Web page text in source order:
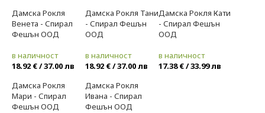
Ново
Дамска Рокля
Венета - Спирал
Фешън ООД
в наличност
18.92 € / 37.00 лв
Ново
Дамска Рокля Тани
- Спирал Фешън
ООД
в наличност
18.92 € / 37.00 лв
Ново
Дамска Рокля Кати
- Спирал Фешън
ООД
в наличност
17.38 € / 33.99 лв
Ново
Дамска Рокля
Мари - Спирал
Фешън ООД
Ново
Дамска Рокля
Ивана - Спирал
Фешън ООД